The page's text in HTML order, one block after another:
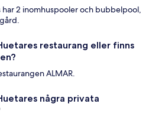
har 2 inomhuspooler och bubbelpool,
restaurang eller finns
ALMAR.
några privata